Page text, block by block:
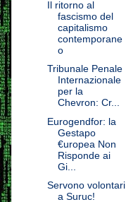
Il ritorno al
fascismo del
capitalismo
contemporane
o
Tribunale Penale
Internazionale
per la
Chevron: Cr...
Eurogendfor: la
Gestapo
€uropea Non
Risponde ai
Gi...
Servono volontari
a Suruc!